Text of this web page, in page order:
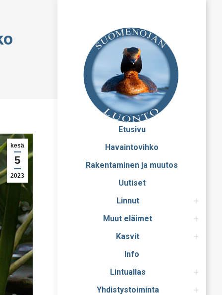
Etusivu
Havaintovihko
Rakentaminen ja muutos
Uutiset
Linnut
Muut eläimet
Kasvit
Info
Lintuallas
Yhdistystoiminta
kesä
5
2023